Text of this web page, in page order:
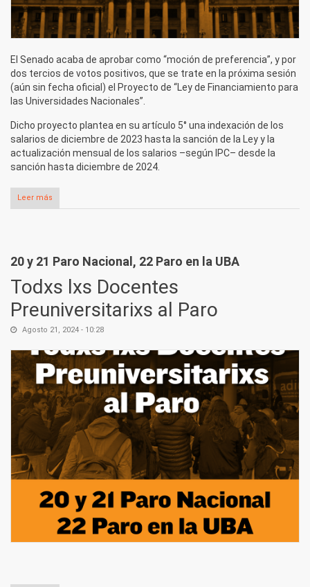
El Senado acaba de aprobar como “moción de preferencia”, y por
dos tercios de votos positivos, que se trate en la próxima sesión
(aún sin fecha oficial) el Proyecto de “Ley de Financiamiento para
las Universidades Nacionales”.
Dicho proyecto plantea en su artículo 5° una indexación de los
salarios de diciembre de 2023 hasta la sanción de la Ley y la
actualización mensual de los salarios –según IPC– desde la
sanción hasta diciembre de 2024.
Leer más
Senado trate la Ley de Financiamiento
20 y 21 Paro Nacional, 22 Paro en la UBA
Todxs lxs Docentes
Preuniversitarixs al Paro
Agosto 21, 2024 - 10:28